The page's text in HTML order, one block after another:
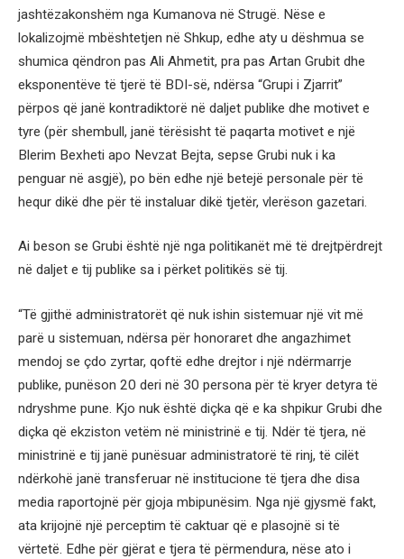
jashtëzakonshëm nga Kumanova në Strugë. Nëse e
lokalizojmë mbështetjen në Shkup, edhe aty u dëshmua se
shumica qëndron pas Ali Ahmetit, pra pas Artan Grubit dhe
eksponentëve të tjerë të BDI-së, ndërsa “Grupi i Zjarrit”
përpos që janë kontradiktorë në daljet publike dhe motivet e
tyre (për shembull, janë tërësisht të paqarta motivet e një
Blerim Bexheti apo Nevzat Bejta, sepse Grubi nuk i ka
penguar në asgjë), po bën edhe një betejë personale për të
hequr dikë dhe për të instaluar dikë tjetër, vlerëson gazetari.
Ai beson se Grubi është një nga politikanët më të drejtpërdrejt
në daljet e tij publike sa i përket politikës së tij.
“Të gjithë administratorët që nuk ishin sistemuar një vit më
parë u sistemuan, ndërsa për honoraret dhe angazhimet
mendoj se çdo zyrtar, qoftë edhe drejtor i një ndërmarrje
publike, punëson 20 deri në 30 persona për të kryer detyra të
ndryshme pune. Kjo nuk është diçka që e ka shpikur Grubi dhe
diçka që ekziston vetëm në ministrinë e tij. Ndër të tjera, në
ministrinë e tij janë punësuar administratorë të rinj, të cilët
ndërkohë janë transferuar në institucione të tjera dhe disa
media raportojnë për gjoja mbipunësim. Nga një gjysmë fakt,
ata krijojnë një perceptim të caktuar që e plasojnë si të
vërtetë. Edhe për gjërat e tjera të përmendura, nëse ato i